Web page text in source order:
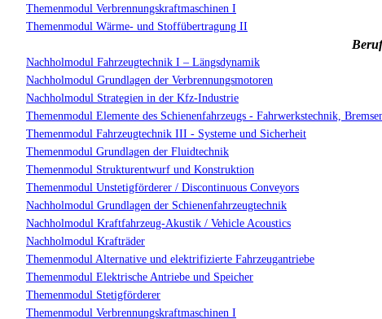
Themenmodul Verbrennungskraftmaschinen I
Themenmodul Wärme- und Stoffübertragung II
Nachholmodul Fahrzeugtechnik I – Längsdynamik
Nachholmodul Grundlagen der Verbrennungsmotoren
Nachholmodul Strategien in der Kfz-Industrie
Themenmodul Elemente des Schienenfahrzeugs - Fahrwerkstechnik,
Themenmodul Fahrzeugtechnik III - Systeme und Sicherheit
Themenmodul Grundlagen der Fluidtechnik
Themenmodul Strukturentwurf und Konstruktion
Themenmodul Unstetigförderer / Discontinuous Conveyors
Nachholmodul Grundlagen der Schienenfahrzeugtechnik
Nachholmodul Kraftfahrzeug-Akustik / Vehicle Acoustics
Nachholmodul Krafträder
Themenmodul Alternative und elektrifizierte Fahrzeugantriebe
Themenmodul Elektrische Antriebe und Speicher
Themenmodul Stetigförderer
Themenmodul Verbrennungskraftmaschinen I